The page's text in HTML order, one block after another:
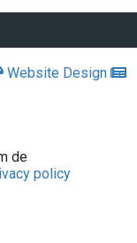
Website Design
de
policy